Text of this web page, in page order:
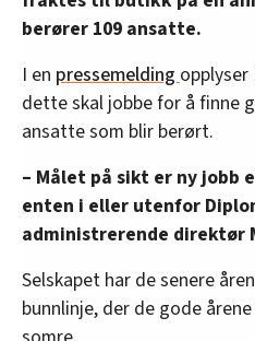
berører 109 ansatte.
I en pressemelding
dette skal jobbe for å finne
ansatte som blir berørt.
– Målet på sikt er ny jobb
enten i eller utenfor
administrerende direktør
Selskapet har de senere
bunnlinje, der de gode